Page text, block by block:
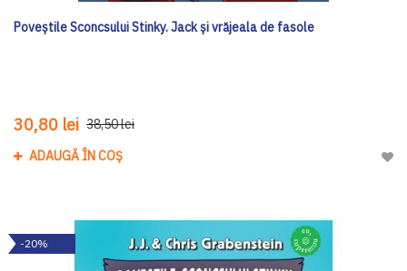
Poveștile Sconcsului Stinky. Jack și vrăjeala de fasole
30,80 lei 38,50 lei
ADAUGĂ ÎN COȘ
-20%